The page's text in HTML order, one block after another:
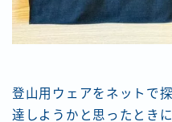
登山用ウェアをネットで
達しようかと思ったときに